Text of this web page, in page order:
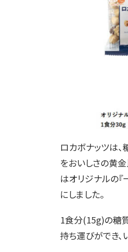
ロカボナッツは、
をおいしさの黄
はオリジナルの
にしました。
1食分(15g)の糖
持ち運びができ、